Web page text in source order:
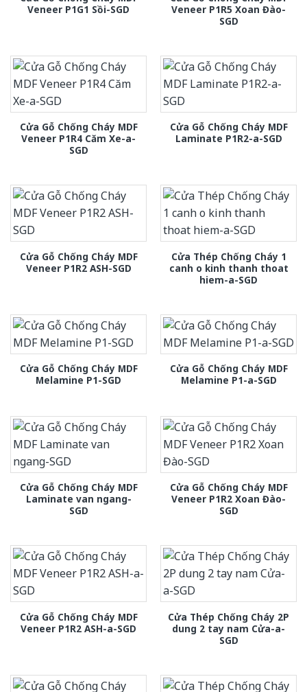
Veneer P1G1 Sồi-SGD
Veneer P1R5 Xoan Đào-
SGD
Cửa Gỗ Chống Cháy MDF
Veneer P1R4 Căm Xe-a-
SGD
Cửa Gỗ Chống Cháy MDF
Laminate P1R2-a-SGD
Cửa Gỗ Chống Cháy MDF
Veneer P1R2 ASH-SGD
Cửa Thép Chống Cháy 1
canh o kinh thanh thoat
hiem-a-SGD
Cửa Gỗ Chống Cháy MDF
Melamine P1-SGD
Cửa Gỗ Chống Cháy MDF
Melamine P1-a-SGD
Cửa Gỗ Chống Cháy MDF
Laminate van ngang-
SGD
Cửa Gỗ Chống Cháy MDF
Veneer P1R2 Xoan Đào-
SGD
Cửa Gỗ Chống Cháy MDF
Veneer P1R2 ASH-a-SGD
Cửa Thép Chống Cháy 2P
dung 2 tay nam Cửa-a-
SGD